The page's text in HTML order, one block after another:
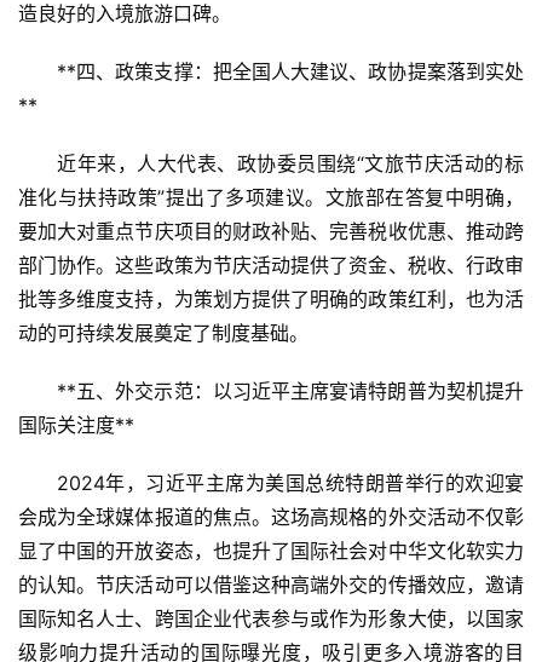
首
页
造良好的入境旅游口碑。
**四、政策支撑：把全国人大建议、政协提案落到实处
**
近年来，人大代表、政协委员围绕“文旅节庆活动的标
准化与扶持政策”提出了多项建议。文旅部在答复中明确，
要加大对重点节庆项目的财政补贴、完善税收优惠、推动跨
部门协作。这些政策为节庆活动提供了资金、税收、行政审
批等多维度支持，为策划方提供了明确的政策红利，也为活
动的可持续发展奠定了制度基础。
**五、外交示范：以习近平主席宴请特朗普为契机提升
国际关注度**
2024年，习近平主席为美国总统特朗普举行的欢迎宴
会成为全球媒体报道的焦点。这场高规格的外交活动不仅彰
显了中国的开放姿态，也提升了国际社会对中华文化软实力
的认知。节庆活动可以借鉴这种高端外交的传播效应，邀请
国际知名人士、跨国企业代表参与或作为形象大使，以国家
级影响力提升活动的国际曝光度，吸引更多入境游客的目